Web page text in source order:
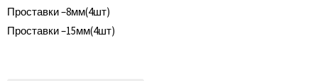
Проставки –8мм(4шт)
Проставки –15мм(4шт)